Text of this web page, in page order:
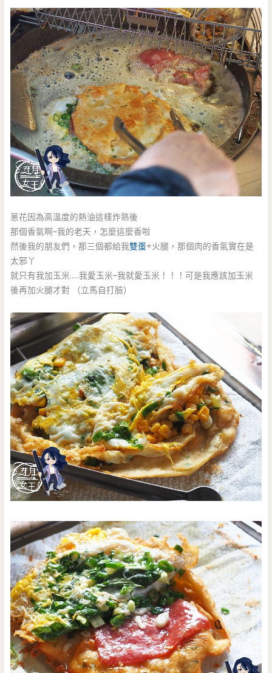
蔥花因為高溫度的熱油這樣炸熟後
那個香氣啊~我的老天，怎麼這麼香啦
然後我的朋友們，那三個都給我雙蛋+火腿，那個肉的香氣實在是
太邪丫
就只有我加玉米…..我愛玉米~我就愛玉米！！！可是我應該加玉米
後再加火腿才對 （立馬自打臉）